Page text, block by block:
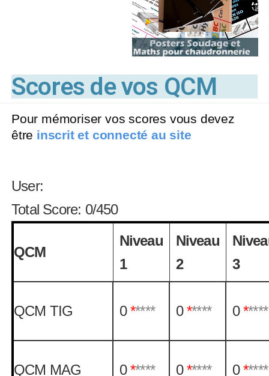
Scores de vos QCM
Pour mémoriser vos scores vous devez
être inscrit et connecté au site
User:
Total Score: 0/450
QCM
Niveau
1
Niveau
2
3
QCM TIG 0***** 0***** 0*****
QCM MAG 0***** 0***** 0*****